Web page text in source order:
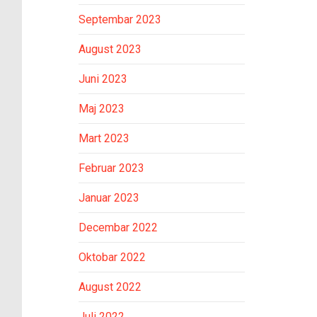
Septembar 2023
August 2023
Juni 2023
Maj 2023
Mart 2023
Februar 2023
Januar 2023
Decembar 2022
Oktobar 2022
August 2022